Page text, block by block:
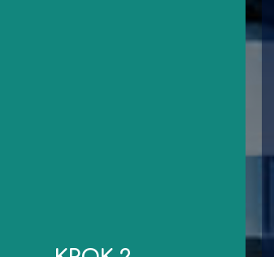
niezbędnych dokumentów.